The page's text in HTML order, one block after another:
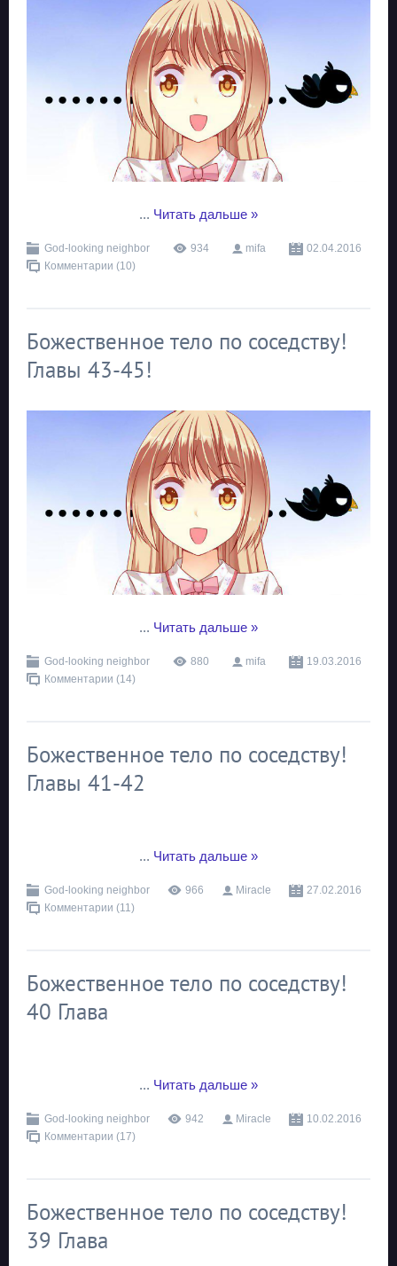
... Читать дальше »
God-looking neighbor 934 mifa
02.04.2016
Комментарии (10)
Божественное тело по соседству!
Главы 43-45!
... Читать дальше »
God-looking neighbor 880 mifa
19.03.2016
Комментарии (14)
Божественное тело по соседству!
Главы 41-42
... Читать дальше »
God-looking neighbor 966 Miracle
27.02.2016
Комментарии (11)
Божественное тело по соседству!
40 Глава
... Читать дальше »
God-looking neighbor 942 Miracle
10.02.2016
Комментарии (17)
Божественное тело по соседству!
39 Глава